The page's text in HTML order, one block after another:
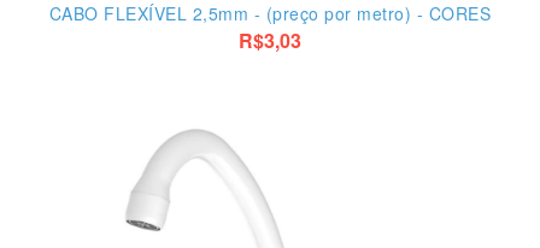
CABO FLEXÍVEL 2,5mm - (preço por metro) - CORES
R$3,03